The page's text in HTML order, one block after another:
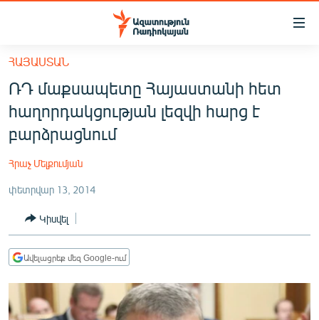
Մատչելիության
հիմնական
բովանդակությանը
Անցնել
հիմնական
մենյուին
ՀԱՅԱՍՏԱՆ
ՔԱՂԱՔԱԿԱՆ
ՏՆՏԵՍՈՒԹՅՈՒՆ
ՂԱՐԱԲԱՂ
ՏԱՐԱԾԱՇՐՋԱՆ
ՀԱՅԱՍՏԱՆ
ՌԴ մաքսապետը Հայաստանի հետ
հաղորդակցության լեզվի հարց է
բարձրացնում
Հրաչ Մելքումյան
փետրվար 13, 2014
Կիսվել
Ավելացրեք մեզ Google-ում